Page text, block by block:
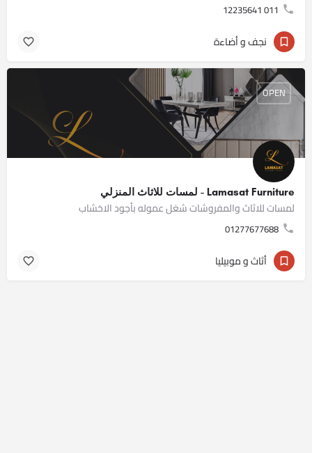
011 12235641
نجف و أضاءة
Lamasat Furniture - لمسات للاثاث المنزلي
لمسات للاثاث والمفروشات شغل عموله بأجود الاخشاب
01277677688
OPEN
أثاث و موبيليا